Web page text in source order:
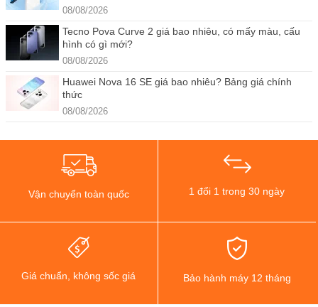
08/08/2026
Tecno Pova Curve 2 giá bao nhiêu, có mấy màu, cấu
hình có gì mới?
08/08/2026
Huawei Nova 16 SE giá bao nhiêu? Bảng giá chính
thức
08/08/2026
Vận chuyển toàn quốc 1 đổi 1 trong 30 ngày
Giá chuẩn, không sốc giá Bảo hành máy 12 tháng